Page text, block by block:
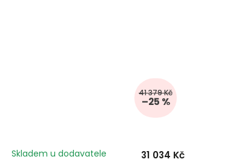
41 379 Kč
–25 %
Skladem u dodavatele 31 034 Kč